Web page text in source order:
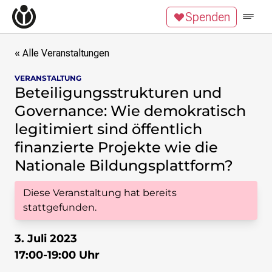
Zum Inhalt überspringen
Wikipedia unterstützen
Spenden
Mitglied werden
News
Blog
Veranstaltungen
Publikationen
Tech Snacks
Wikimove
Themen
Digitales Ehrenamt
Freie Inhalte
Wissensgerechtigkeit
Spenden
« Alle Veranstaltungen
VERANSTALTUNG
Beteiligungsstrukturen und
Governance: Wie demokratisch
legitimiert sind öffentlich
finanzierte Projekte wie die
Nationale Bildungsplattform?
Diese Veranstaltung hat bereits
stattgefunden.
Details
3. Juli 2023
17:00-19:00 Uhr